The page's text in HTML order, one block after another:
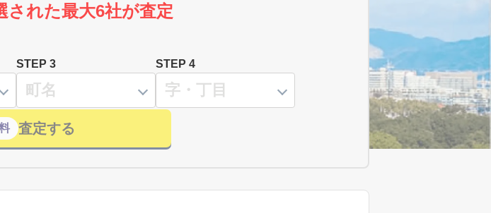
された最大6社が査定
STEP 3 STEP 4
査定する